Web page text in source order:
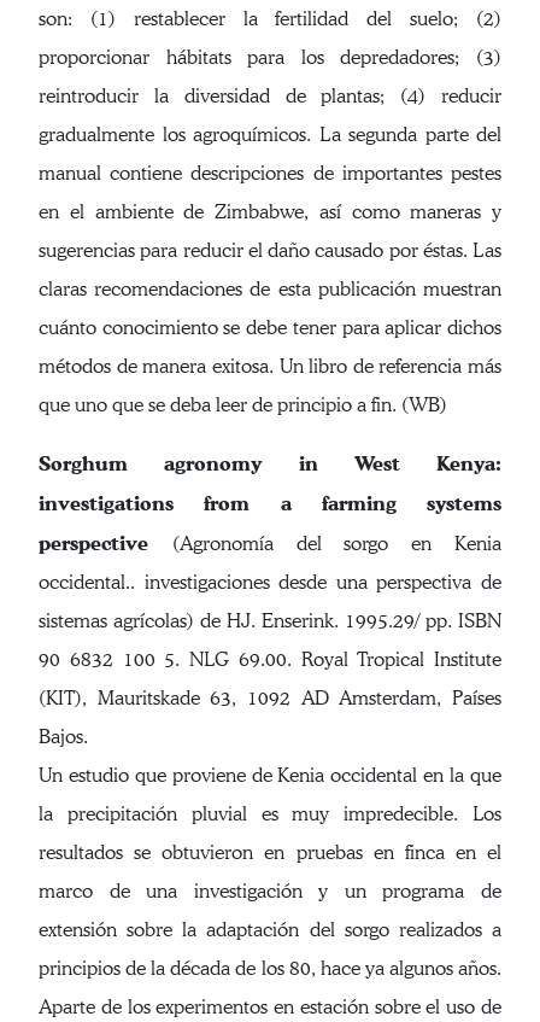
son: (1) restablecer la fertilidad del suelo; (2)
proporcionar hábitats para los depredadores; (3)
reintroducir la diversidad de plantas; (4) reducir
gradualmente los agroquímicos. La segunda parte del
manual contiene descripciones de importantes pestes
en el ambiente de Zimbabwe, así como maneras y
sugerencias para reducir el daño causado por éstas. Las
claras recomendaciones de esta publicación muestran
cuánto conocimiento se debe tener para aplicar dichos
métodos de manera exitosa. Un libro de referencia más
que uno que se deba leer de principio a fin. (WB)
Sorghum agronomy in West Kenya:
investigations from a farming systems
perspective (Agronomía del sorgo en Kenia
occidental.. investigaciones desde una perspectiva de
sistemas agrícolas) de HJ. Enserink. 1995.29/ pp. ISBN
90 6832 100 5. NLG 69.00. Royal Tropical Institute
(KIT), Mauritskade 63, 1092 AD Amsterdam, Países
Bajos.
Un estudio que proviene de Kenia occidental en la que
la precipitación pluvial es muy impredecible. Los
resultados se obtuvieron en pruebas en finca en el
marco de una investigación y un programa de
extensión sobre la adaptación del sorgo realizados a
principios de la década de los 80, hace ya algunos años.
Aparte de los experimentos en estación sobre el uso de